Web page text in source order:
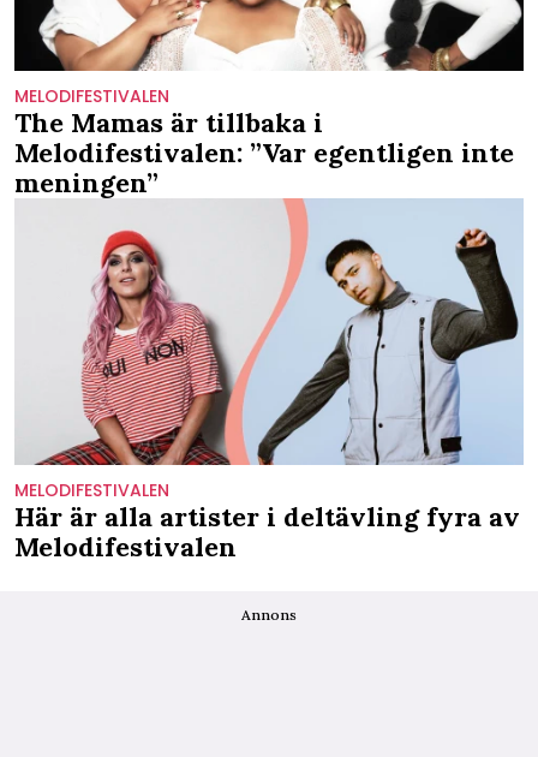
MELODIFESTIVALEN
The Mamas är tillbaka i
Melodifestivalen: ”Var egentligen inte
meningen”
MELODIFESTIVALEN
Här är alla artister i deltävling fyra av
Melodifestivalen
Annons